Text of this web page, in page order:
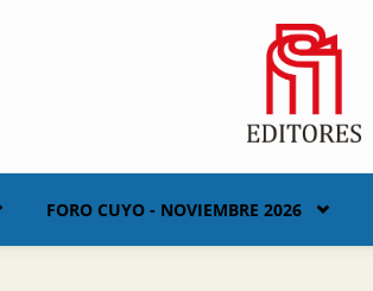
FORO CUYO - NOVIEMBRE 2026